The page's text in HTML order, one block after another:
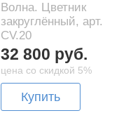
Волна. Цветник
закруглённый, арт.
CV.20
32 800 руб.
цена со скидкой 5%
Купить